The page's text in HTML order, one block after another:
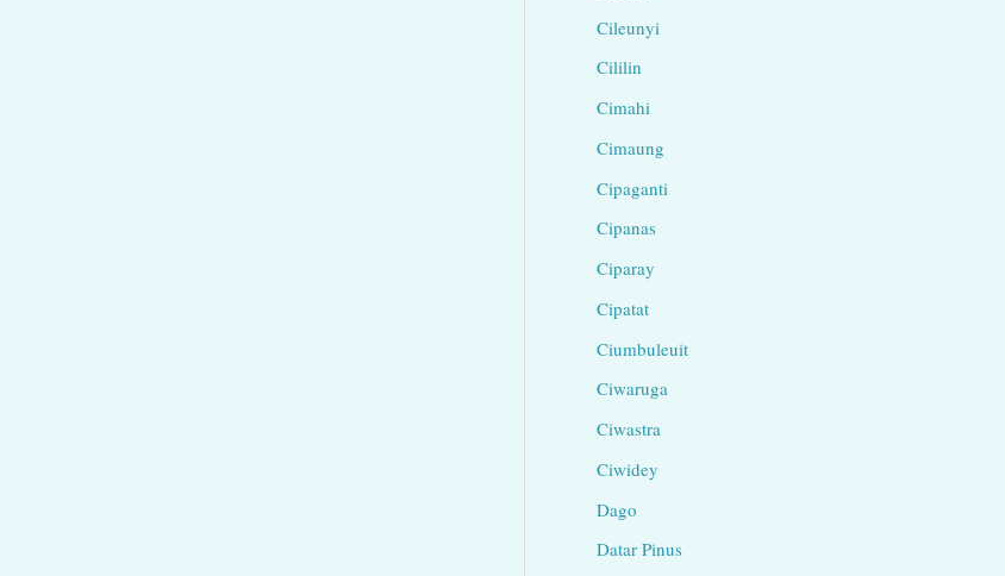
Cileunyi
Cililin
Cimahi
Cimaung
Cipaganti
Cipanas
Ciparay
Cipatat
Ciumbuleuit
Ciwaruga
Ciwastra
Ciwidey
Dago
Datar Pinus